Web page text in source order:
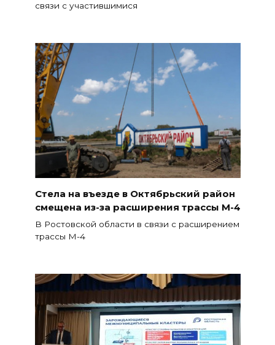
связи с участившимися
Стела на въезде в Октябрьский район
смещена из-за расширения трассы М-4
В Ростовской области в связи с расширением
трассы М-4